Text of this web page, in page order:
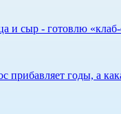
и сыр - готовлю
прибавляет годы, а